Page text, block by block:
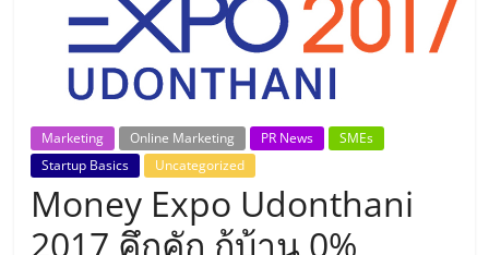
รวม
ธุรกิจ
เอ
Marketing Online Marketing PR News
SMEs
Startup Basics
Uncategorized
Money Expo Udonthani
2017 คึกคัก กู้บ้าน 0%